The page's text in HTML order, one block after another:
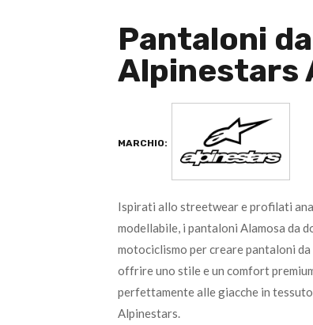
Pantaloni
Alpinestars
MARCHIO:
Ispirati allo streetwear e profilati
modellabile, i pantaloni Alamosa da
motociclismo per creare pantaloni
offrire uno stile e un comfort
perfettamente alle giacche in
Alpinestars.